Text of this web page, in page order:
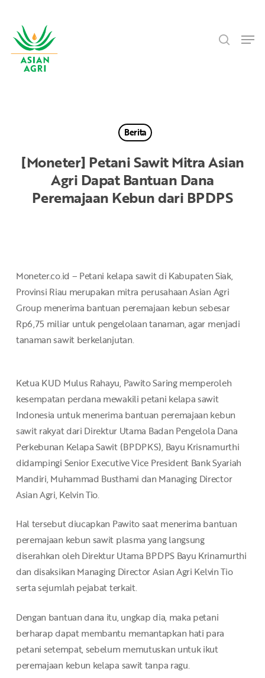
main
content
Berita
[Moneter] Petani Sawit Mitra Asian
Agri Dapat Bantuan Dana
Peremajaan Kebun dari BPDPS
Moneter.co.id – Petani kelapa sawit di Kabupaten Siak,
Provinsi Riau merupakan mitra perusahaan Asian Agri
Group menerima bantuan peremajaan kebun sebesar
Rp6,75 miliar untuk pengelolaan tanaman, agar menjadi
tanaman sawit berkelanjutan.
Ketua KUD Mulus Rahayu, Pawito Saring memperoleh
kesempatan perdana mewakili petani kelapa sawit
Indonesia untuk menerima bantuan peremajaan kebun
sawit rakyat dari Direktur Utama Badan Pengelola Dana
Perkebunan Kelapa Sawit (BPDPKS), Bayu Krisnamurthi
didampingi Senior Executive Vice President Bank Syariah
Mandiri, Muhammad Busthami dan Managing Director
Asian Agri, Kelvin Tio.
Hal tersebut diucapkan Pawito saat menerima bantuan
peremajaan kebun sawit plasma yang langsung
diserahkan oleh Direktur Utama BPDPS Bayu Krinamurthi
dan disaksikan Managing Director Asian Agri Kelvin Tio
serta sejumlah pejabat terkait.
Dengan bantuan dana itu, ungkap dia, maka petani
berharap dapat membantu memantapkan hati para
petani setempat, sebelum memutuskan untuk ikut
peremajaan kebun kelapa sawit tanpa ragu.